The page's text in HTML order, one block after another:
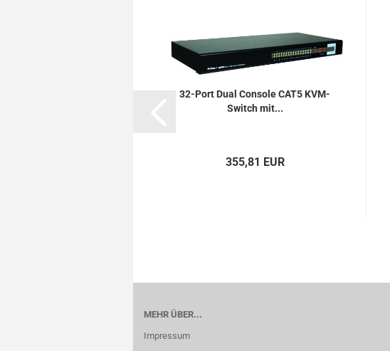
32-Port Dual Console CAT5 KVM-
Switch mit...
355,81 EUR
MEHR ÜBER...
Impressum